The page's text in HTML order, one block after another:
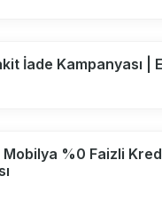
İade Kampanyası |
%0 Faizli